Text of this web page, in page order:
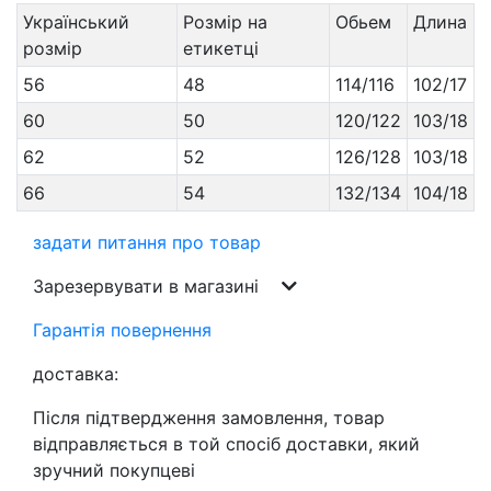
Український
розмір
Розмір на
етикетці
Обьем Длина
56 48 114/116
102/17
60
50 120/122
103/18
62
52 126/128
103/18
66
54 132/134 104/18
задати питання про товар
Зарезервувати в магазині
Гарантія повернення
доставка:
Після підтвердження замовлення, товар
відправляється в той спосіб доставки, який
зручний покупцеві